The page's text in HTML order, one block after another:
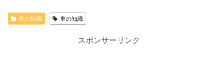
車の知識 車の知識
スポンサーリンク